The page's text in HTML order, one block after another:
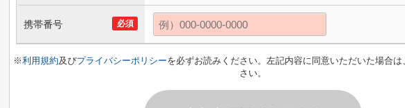
必須
携帯番号
※利用規約及びプライバシーポリシーを必ずお読みください。左記内容に同意いただいた場合
さい。